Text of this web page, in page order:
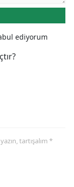
ediyorum
tartışalım *